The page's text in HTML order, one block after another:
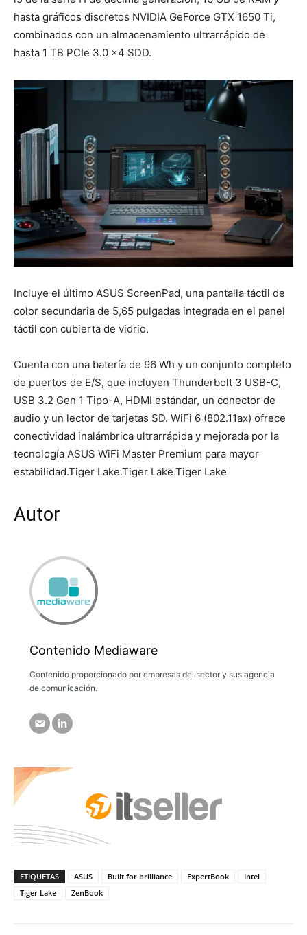
hasta gráficos discretos NVIDIA GeForce GTX 1650 Ti,
combinados con un almacenamiento ultrarrápido de
hasta 1 TB PCIe 3.0 x4 SDD.
Incluye el último ASUS ScreenPad, una pantalla táctil de
color secundaria de 5,65 pulgadas integrada en el panel
táctil con cubierta de vidrio.
Cuenta con una batería de 96 Wh y un conjunto completo
de puertos de E/S, que incluyen Thunderbolt 3 USB-C,
USB 3.2 Gen 1 Tipo-A, HDMI estándar, un conector de
audio y un lector de tarjetas SD. WiFi 6 (802.11ax) ofrece
conectividad inalámbrica ultrarrápida y mejorada por la
tecnología ASUS WiFi Master Premium para mayor
estabilidad.Tiger Lake.Tiger Lake.Tiger Lake
Autor
Contenido Mediaware
Contenido proporcionado por empresas del sector y sus agencia
de comunicación.
ETIQUETAS ASUS Built for brilliance ExpertBook
Intel
Tiger Lake
ZenBook